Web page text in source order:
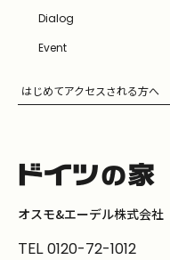
Dialog
Event
はじめてアクセスされる方へ
オスモ&エーデル株式会社
TEL 0120-72-1012